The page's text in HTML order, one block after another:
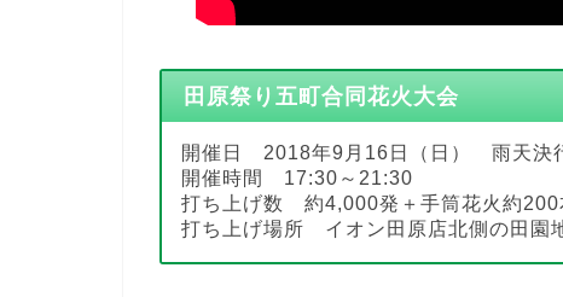
田原祭り五町合同花火大会
開催日 2018年9月16日（日） 雨天決
開催時間 17:30～21:30
打ち上げ数 約4,000発＋手筒花火約200
打ち上げ場所 イオン田原店北側の田園